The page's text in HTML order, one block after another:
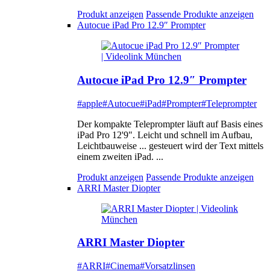
Produkt anzeigen Passende Produkte anzeigen
Autocue iPad Pro 12.9″ Prompter
Autocue iPad Pro 12.9″ Prompter
#apple#Autocue#iPad#Prompter#Teleprompter
Der kompakte Teleprompter läuft auf Basis eines
iPad Pro 12'9". Leicht und schnell im Aufbau,
Leichtbauweise ... gesteuert wird der Text mittels
einem zweiten iPad. ...
Produkt anzeigen Passende Produkte anzeigen
ARRI Master Diopter
ARRI Master Diopter
#ARRI#Cinema#Vorsatzlinsen